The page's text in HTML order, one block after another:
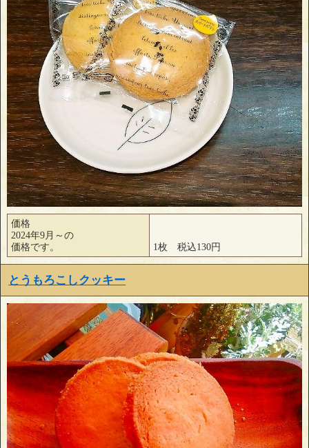
価格
2024年9月～の
価格です。
1枚 税込130円
とうもろこしクッキー